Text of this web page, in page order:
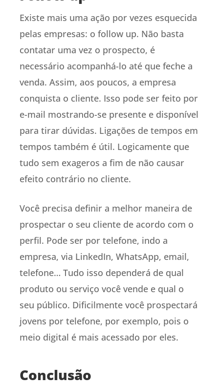
Existe mais uma ação por vezes esquecida
pelas empresas: o follow up. Não basta
contatar uma vez o prospecto, é
necessário acompanhá-lo até que feche a
venda. Assim, aos poucos, a empresa
conquista o cliente. Isso pode ser feito por
e-mail mostrando-se presente e disponível
para tirar dúvidas. Ligações de tempos em
tempos também é útil. Logicamente que
tudo sem exageros a fim de não causar
efeito contrário no cliente.
Você precisa definir a melhor maneira de
prospectar o seu cliente de acordo com o
perfil. Pode ser por telefone, indo a
empresa, via LinkedIn, WhatsApp, email,
telefone… Tudo isso dependerá de qual
produto ou serviço você vende e qual o
seu público. Dificilmente você prospectará
jovens por telefone, por exemplo, pois o
meio digital é mais acessado por eles.
Conclusão